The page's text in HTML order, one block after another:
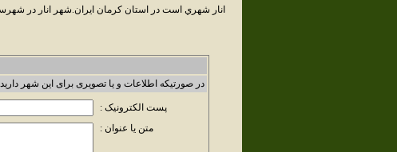
انار شهري است در استان کرمان ايران.شهر انار در
در صورتیکه اطلاعات و یا تصویری برای این شهر
پست الکترونیک :
متن یا عنوان :